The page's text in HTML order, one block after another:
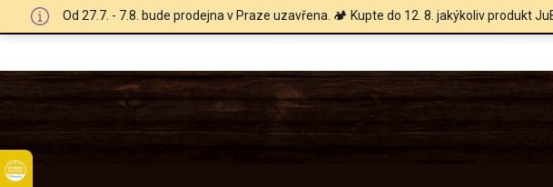
Od 27.7. - 7.8. bude prodejna v Praze uzavřena. 🏕️ Kupte do 12. 8. jakýkoliv produkt